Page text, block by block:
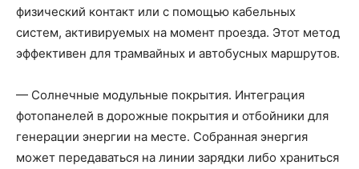
физический контакт или с помощью кабельных
систем, активируемых на момент проезда. Этот метод
эффективен для трамвайных и автобусных маршрутов.
— Солнечные модульные покрытия. Интеграция
фотопанелей в дорожные покрытия и отбойники для
генерации энергии на месте. Собранная энергия
может передаваться на линии зарядки либо храниться